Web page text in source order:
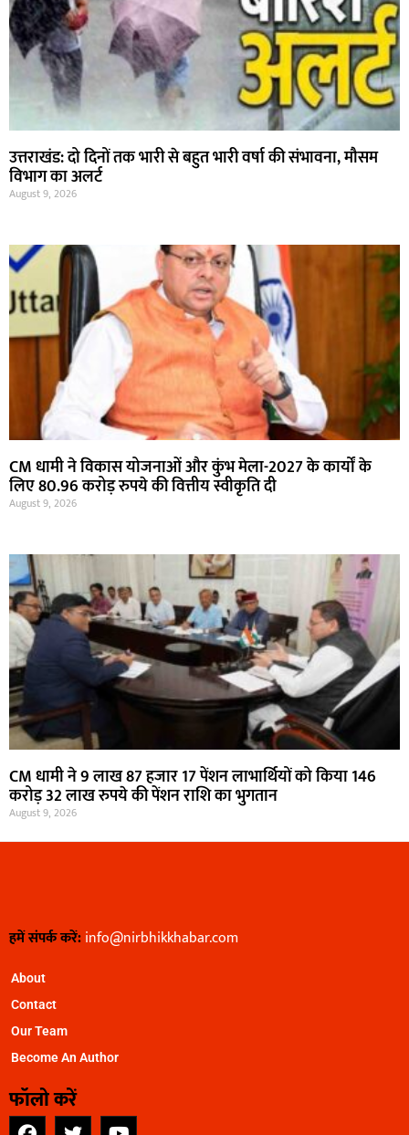
उत्तराखंड: दो दिनों तक भारी से बहुत भारी वर्षा की संभावना, मौसम
विभाग का अलर्ट
August 9, 2026
CM धामी ने विकास योजनाओं और कुंभ मेला-2027 के कार्यों के
लिए 80.96 करोड़ रुपये की वित्तीय स्वीकृति दी
August 9, 2026
CM धामी ने 9 लाख 87 हजार 17 पेंशन लाभार्थियों को किया 146
करोड़ 32 लाख रुपये की पेंशन राशि का भुगतान
August 9, 2026
हमें संपर्क करें:info@nirbhikkhabar.com
About
Contact
Our Team
Become An Author
फॉलो करें